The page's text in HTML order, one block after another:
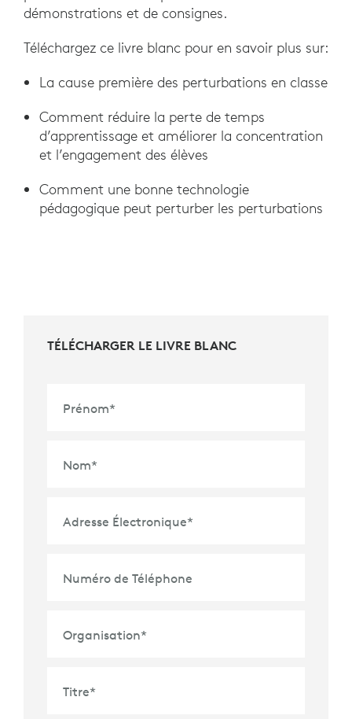
démonstrations et de consignes.
Téléchargez ce livre blanc pour en savoir plus sur:
La cause première des perturbations en classe
Comment réduire la perte de temps
d’apprentissage et améliorer la concentration
et l’engagement des élèves
Comment une bonne technologie
pédagogique peut perturber les perturbations
TÉLÉCHARGER LE LIVRE BLANC
Prénom*
Nom*
Adresse Électronique*
Numéro de Téléphone
Organisation*
Titre*